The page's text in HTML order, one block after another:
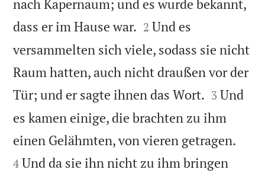
nach Kapernaum; und es wurde bekannt,
dass er im Hause war. 

2 Und es
versammelten sich viele, sodass sie nicht
Raum hatten, auch nicht draußen vor der
Tür; und er sagte ihnen das Wort. 

3 Und
es kamen einige, die brachten zu ihm
einen Gelähmten, von vieren getragen.
4 Und da sie ihn nicht zu ihm bringen